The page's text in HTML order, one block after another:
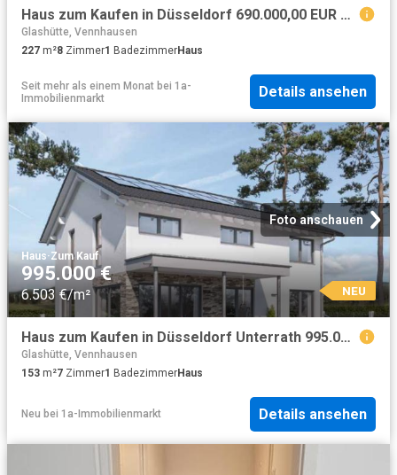
Haus zum Kaufen in Düsseldorf 690.000,00 EUR 227 m²
Glashütte, Vennhausen
227 m²8 Zimmer1 BadezimmerHaus
Seit mehr als einem Monat bei 1a-
Immobilienmarkt
Details ansehen
Foto anschauen
Haus·Zum Kauf
995.000 €
6.503 €/m² NEU
Haus zum Kaufen in Düsseldorf Unterrath 995.000,00 EUR 153 m²
Glashütte, Vennhausen
153 m²7 Zimmer1 BadezimmerHaus
Neu bei 1a-Immobilienmarkt Details ansehen